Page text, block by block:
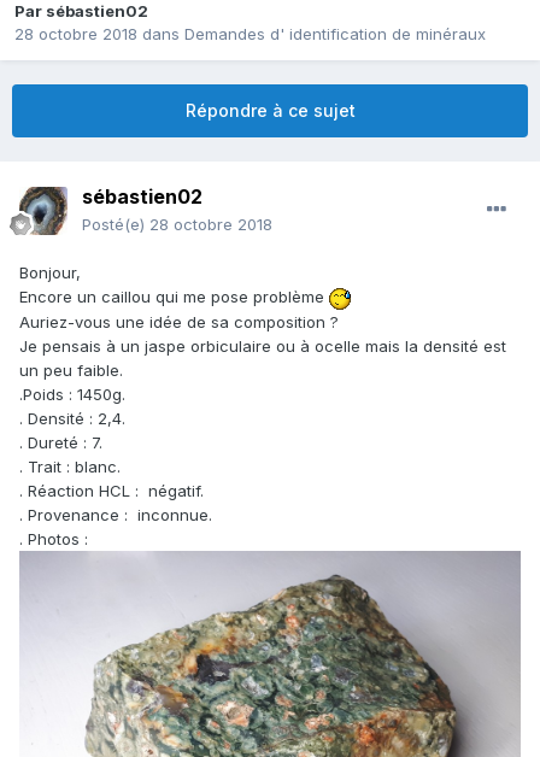
Par sébastien02
28 octobre 2018 dans Demandes d' identification de minéraux
Répondre à ce sujet
sébastien02
Posté(e) 28 octobre 2018
Bonjour,
Encore un caillou qui me pose problème
Auriez-vous une idée de sa composition ?
Je pensais à un jaspe orbiculaire ou à ocelle mais la densité est
un peu faible.
.Poids : 1450g.
. Densité : 2,4.
. Dureté : 7.
. Trait : blanc.
. Réaction HCL : négatif.
. Provenance : inconnue.
. Photos :